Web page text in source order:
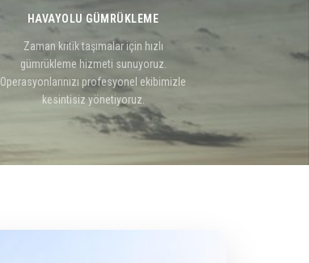
HAVAYOLU GÜMRÜKLEME
Zaman kritik taşımalar için hızlı
gümrükleme hizmeti sunuyoruz.
Operasyonlarınızı profesyonel ekibimizle
kesintisiz yönetiyoruz.